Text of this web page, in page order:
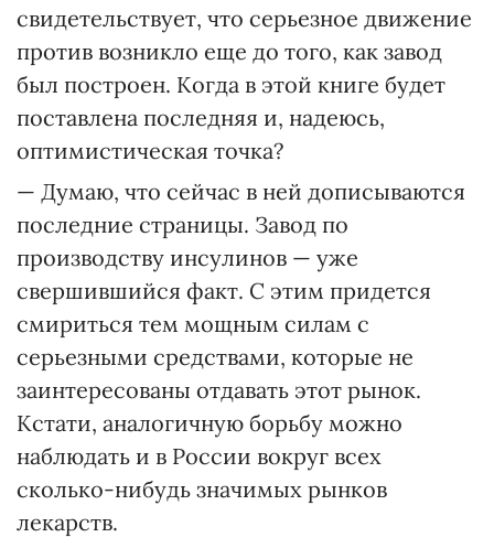
свидетельствует, что серьезное движение
против возникло еще до того, как завод
был построен. Когда в этой книге будет
поставлена последняя и, надеюсь,
оптимистическая точка?
— Думаю, что сейчас в ней дописываются
последние страницы. Завод по
производству инсулинов — уже
свершившийся факт. С этим придется
смириться тем мощным силам с
серьезными средствами, которые не
заинтересованы отдавать этот рынок.
Кстати, аналогичную борьбу можно
наблюдать и в России вокруг всех
сколько-нибудь значимых рынков
лекарств.